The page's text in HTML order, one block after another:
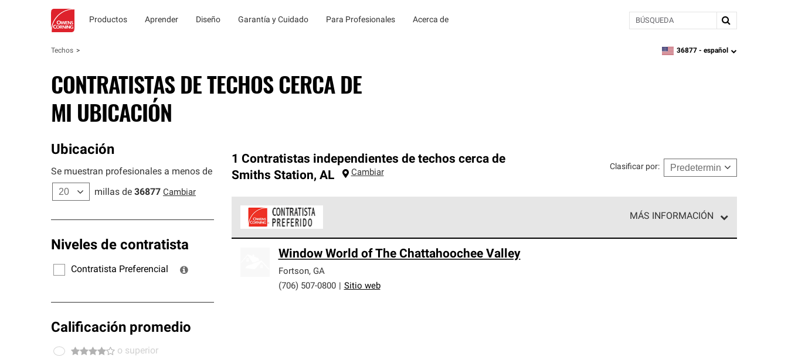
Productos Aprender Diseño Garantía y Cuidado Para Profesionales Acerca de BÚSQUEDA
Techos zipcode, language
36877 - español
CONTRATISTAS DE TECHOS CERCA DE
MI UBICACIÓN
Ubicación
Se muestran profesionales a menos de
millas de 36877 Cambiar
Niveles de contratista
Contratista Preferencial
Calificación promedio
o superior
1 Contratistas independientes de techos cerca de
Smiths Station, AL Cambiar
Clasificar por:
MÁS INFORMACIÓN
cumplen con altos estándares y requisitos estrictos de profesionalismo y confiabilidad.
Window World of The Chattahoochee Valley
Fortson, GA
(706) 507-0800
Sitio web